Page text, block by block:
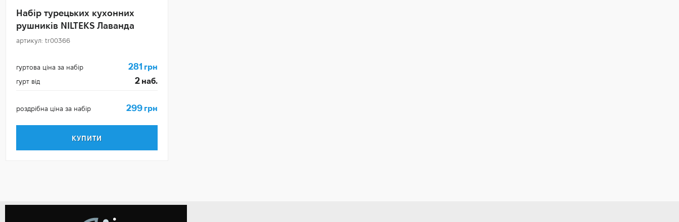
Набір турецьких кухонних
рушників NILTEKS Лаванда
артикул: tr00366
гуртова ціна за набір 281 грн
гурт від 2 наб.
роздрібна ціна за набір 299 грн
КУПИТИ